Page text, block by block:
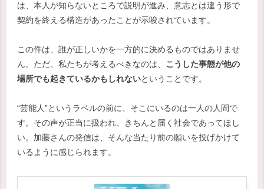
は、本人が知らないところで説明が進み、意志とは違う形で
契約を終える構造があったことが示唆されています。
この件は、誰が正しいかを一方的に決めるものではありませ
ん。ただ、私たちが考えるべきなのは、 こうした事態が他の
場所でも起きているかもしれないということです。
“芸能人”というラベルの前に、そこにいるのは一人の人間で
す。その声が正当に扱われ、きちんと届く社会であってほし
い。加藤さんの発信は、そんな当たり前の願いを投げかけて
いるように感じられます。